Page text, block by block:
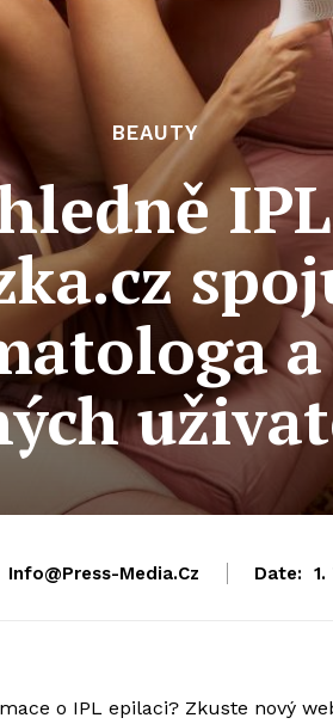
BEAUTY
Info@press-Media.cz Date: 1.
o IPL epilaci? Zkuste nový